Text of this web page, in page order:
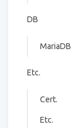
DB
MariaDB
Etc.
Cert.
Etc.